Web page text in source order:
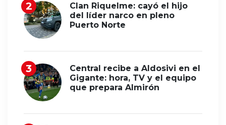
Clan Riquelme: cayó el hijo
del líder narco en pleno
Puerto Norte
Central recibe a Aldosivi en el
Gigante: hora, TV y el equipo
que prepara Almirón